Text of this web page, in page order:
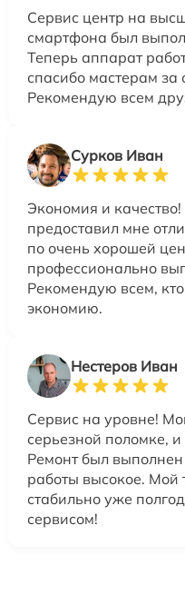
Сервис центр на
смартфона был
Теперь аппарат
спасибо мастерам за
Рекомендую всем
Сурков Иван
Экономия и
предоставил мне
по очень хорошей
профессионально
Рекомендую всем,
экономию.
Нестеров Иван
Сервис на уровне!
серьезной поломке, и
Ремонт был
работы высокое. Мой
стабильно уже
сервисом!